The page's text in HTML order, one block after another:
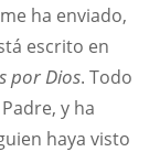
ha enviado,
escrito en
por Dios. Todo
y ha
haya visto